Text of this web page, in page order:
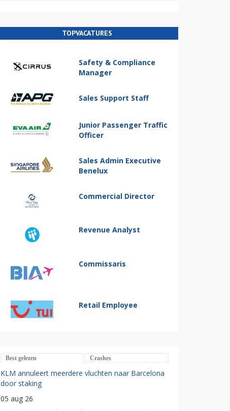
TOPVACATURES
Safety & Compliance
Manager
Sales Support Staff
Junior Passenger Traffic
Officer
Sales Admin Executive
Benelux
Commercial Director
Revenue Analyst
Commissaris
Retail Employee
Best gelezen Crashes
KLM annuleert meerdere vluchten naar Barcelona
door staking
05 aug 26